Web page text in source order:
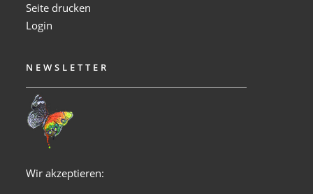
Seite drucken
Login
NEWSLETTER
Wir akzeptieren: